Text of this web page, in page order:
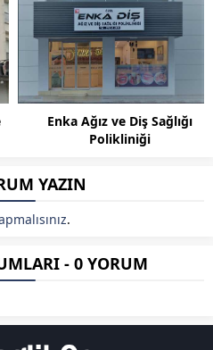
Enka Ağız ve Diş Sağlığı
Polikliniği
YAZIN
.
- 0 YORUM